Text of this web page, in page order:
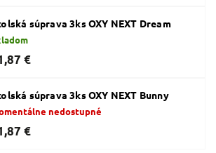
súprava 3ks OXY NEXT Dream
€
súprava 3ks OXY NEXT Bunny
nedostupné
€